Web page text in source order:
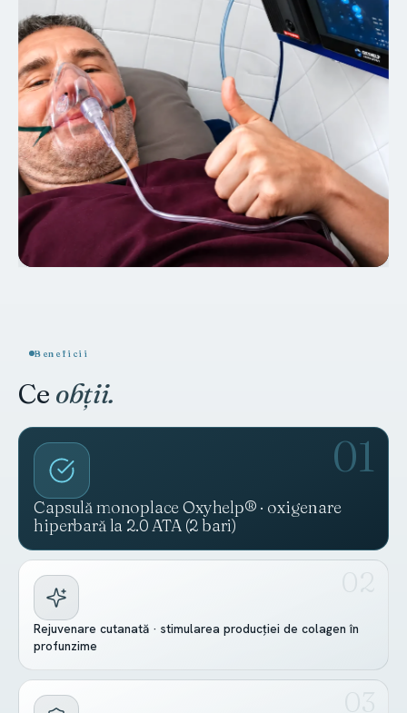
(standard import din Israel/SUA) și ventilată prin filtre cu
nano-ioni de argint cu acțiune antibacteriană și antivirală.
Concentratoarele AirSep sunt schimbate preventiv la fiecare
15.000 ore (față de 20.000–30.000 ore garantate de
producător); filtrele sunt înlocuite lunar (față de 3 luni
standard). Sesiuni standard60, 90, 120 sau 180 de minute
pachete de 5–40 ore în funcție de obiectiv. Pachetele 5 și 10 ore
sunt valabile 30 de zile de la prima ședință; pachetele 20 și 40 de
ore, 90 de zile. Recomandăm o cură de 20–30 ore pentru
afecțiuni de țesut moale (muscular, cutanat, organe) și 40–60
ore pentru țesut osos. Pentru rezultate concrete, majoritatea
protocoalelor presupun minim 10 ședințe. Pentru lista
completă a indicațiilor pe categorii (răni cronice, infecții
severe, post-operator, ortopedie, neurologie, circulator, sport),
vezi pagina dedicatăAfecțiuni în care terapia hiperbară poate
Beneficii
Ce obții.
Capsulă monoplace Oxyhelp® · oxigenare
hiperbară la 2.0 ATA (2 bari)
Rejuvenare cutanată · stimularea producției de colagen în
profunzime